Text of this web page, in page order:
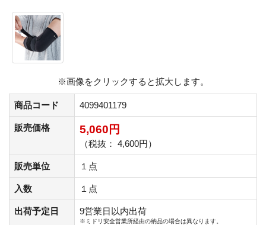
※画像をクリックすると拡大します。
商品コード 4099401179
販売価格 5,060円
（税抜： 4,600円）
販売単位 １点
入数 １点
出荷予定日 9営業日以内出荷
※ミドリ安全営業所経由の納品の場合は異なります。